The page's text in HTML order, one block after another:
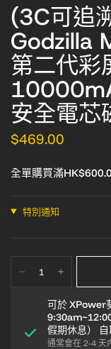
(3C可追
Godzilla
第二代彩
安全電芯
$469.00
全單購買滿
特別通知
可於XPower
假期休息）
通常會在 2-4 天